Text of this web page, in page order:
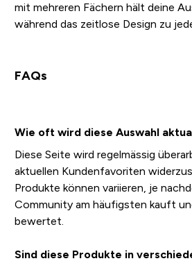
mit mehreren Fächern hält deine
während das zeitlose Design zu
FAQs
Wie oft wird diese Auswahl
Diese Seite wird regelmässig
aktuellen Kundenfavoriten
Produkte können variieren, je
Community am häufigsten kauft
bewertet.
Sind diese Produkte in